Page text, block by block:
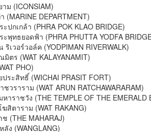
ม (ICONSIAM)
(MARINE DEPARTMENT)
ปกเกล้า (PHRA POK KLAO BRIDGE)
พุทธยอดฟ้า (PHRA PHUTTA YODFA
ริเวอร์วอล์ค (YODPIMAN RIVERWALK)
ตร (WAT KALAYANAMIT)
PHO)
ระสิทธิ์ (WICHAI PRASIT FORT)
วราราม (WAT ARUN RATCHAWARARAM)
าราชวัง (THE TEMPLE OF THE EMERALD
สิตาราม (WAT RAKANG)
(THE MAHARAJ)
ลัง (WANGLANG)